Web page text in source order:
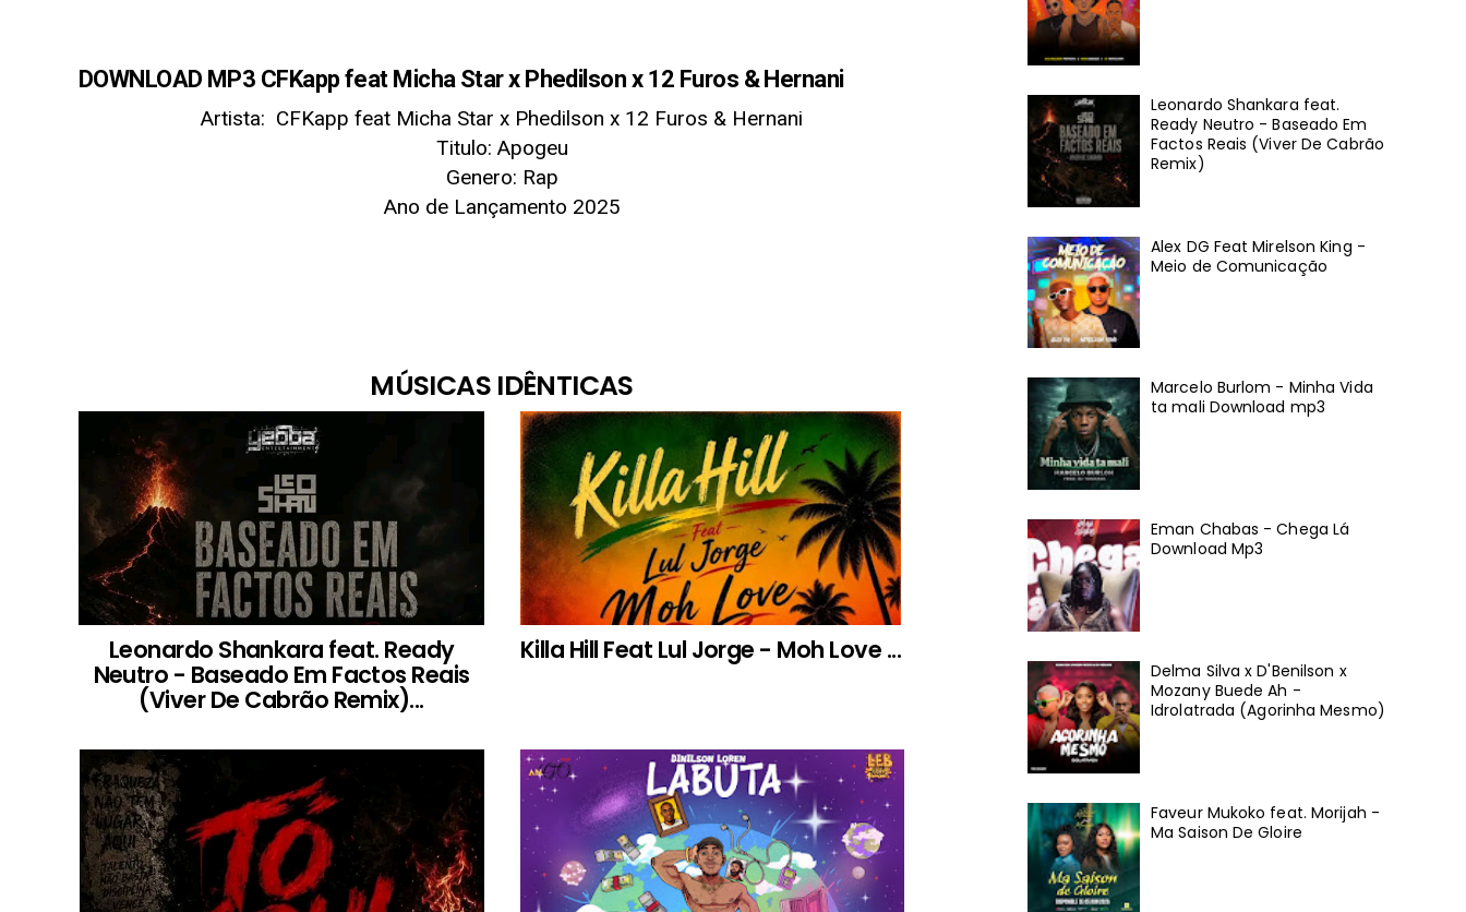
DOWNLOAD MP3 CFKapp feat Micha Star x Phedilson x 12 Furos & Hernani
Artista: CFKapp feat Micha Star x Phedilson x 12 Furos & Hernani
Titulo: Apogeu
Genero: Rap
Ano de Lançamento 2025
MÚSICAS IDÊNTICAS
Leonardo Shankara feat. Ready
Neutro - Baseado Em Factos Reais
(Viver De Cabrão Remix)...
Killa Hill Feat Lul Jorge - Moh Love ...
Leonardo Shankara feat.
Ready Neutro - Baseado Em
Factos Reais (Viver De Cabrão
Remix)
Alex DG Feat Mirelson King -
Meio de Comunicação
Marcelo Burlom - Minha Vida
ta mali Download mp3
Eman Chabas - Chega Lá
Download Mp3
Delma Silva x D'Benilson x
Mozany Buede Ah -
Idrolatrada (Agorinha Mesmo)
Faveur Mukoko feat. Morijah -
Ma Saison De Gloire